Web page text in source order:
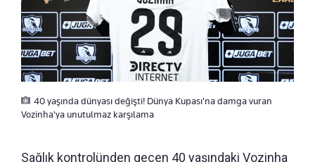
40 yaşında dünyası değişti! Dünya Kupası'na damga vuran
Vozinha'ya unutulmaz karşılama
Sağlık kontrolünden geçen 40 yaşındaki Vozinha